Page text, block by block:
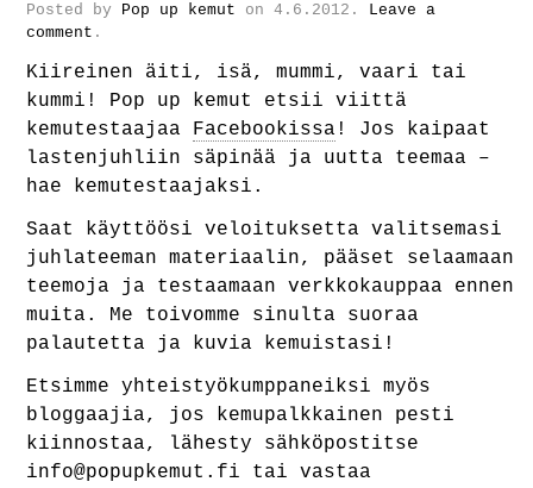
Posted by Pop up kemut on 4.6.2012 . Leave a
comment .
Kiireinen äiti, isä, mummi, vaari tai
kummi! Pop up kemut etsii viittä
kemutestaajaa Facebookissa ! Jos kaipaat
lastenjuhliin säpinää ja uutta teemaa –
hae kemutestaajaksi.
Saat käyttöösi veloituksetta valitsemasi
juhlateeman materiaalin, pääset selaamaan
teemoja ja testaamaan verkkokauppaa ennen
muita. Me toivomme sinulta suoraa
palautetta ja kuvia kemuistasi!
Etsimme yhteistyökumppaneiksi myös
bloggaajia, jos kemupalkkainen pesti
kiinnostaa, lähesty sähköpostitse
info@popupkemut.fi tai vastaa